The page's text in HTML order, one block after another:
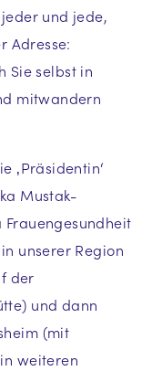
und jede,
Adresse:
Sie selbst in
mitwandern
‚Präsidentin‘
Mustak-
unserer Region
der
und dann
(mit
weiteren